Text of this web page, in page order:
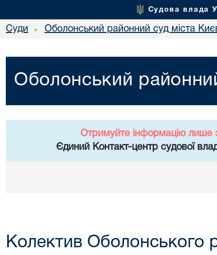
Судова влада
Суди • Оболонський районний суд міста
Оболонський
Отримуйте інформацію лише
Єдиний Контакт-центр судової
Колектив Оболонського